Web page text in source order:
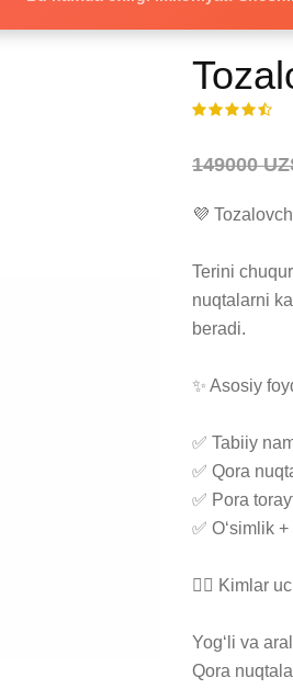
149000
💜
Terini
nuqtalarni
beradi.
✨ Asosiy
✅ Tabiiy
✅ Qora
✅ Pora
✅ O‘simlik
💆‍♀️ Kimlar
Yog‘li va
Qora